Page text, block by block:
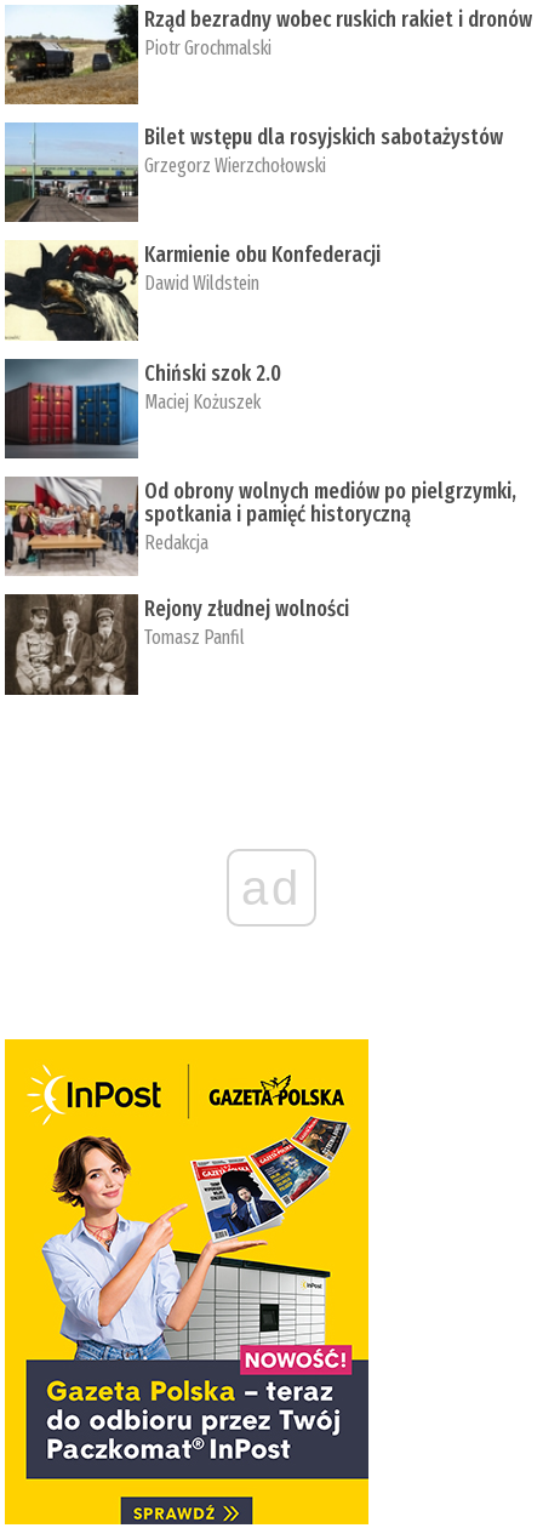
Rząd bezradny wobec ruskich rakiet i dronów
Piotr Grochmalski
Bilet wstępu dla rosyjskich sabotażystów
Grzegorz Wierzchołowski
Karmienie obu Konfederacji
Dawid Wildstein
Chiński szok 2.0
Maciej Kożuszek
Od obrony wolnych mediów po pielgrzymki,
spotkania i pamięć historyczną
Redakcja
Rejony złudnej wolności
Tomasz Panfil
ad